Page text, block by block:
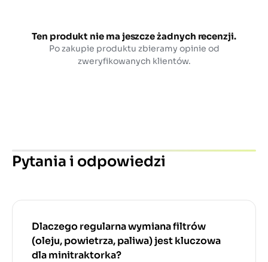
Ten produkt nie ma jeszcze żadnych recenzji.
Po zakupie produktu zbieramy opinie od
zweryfikowanych klientów.
Pytania i odpowiedzi
Dlaczego regularna wymiana filtrów
(oleju, powietrza, paliwa) jest kluczowa
dla minitraktorka?